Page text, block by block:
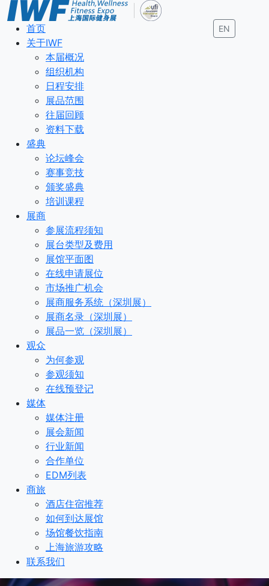
EN
首页
关于IWF
本届概况
组织机构
日程安排
展品范围
往届回顾
资料下载
盛典
论坛峰会
赛事竞技
颁奖盛典
培训课程
展商
参展流程须知
展台类型及费用
展馆平面图
在线申请展位
市场推广机会
展商服务系统（深圳展）
展商名录（深圳展）
展品一览（深圳展）
观众
为何参观
参观须知
在线预登记
媒体
媒体注册
展会新闻
行业新闻
合作单位
EDM列表
商旅
酒店住宿推荐
如何到达展馆
场馆餐饮指南
上海旅游攻略
联系我们